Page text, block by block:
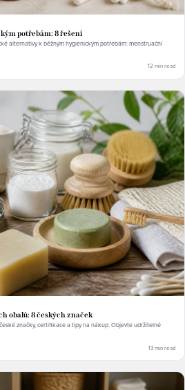
potřebám: 8 řešení
alternativy k běžným hygienickým potřebám: menstruační
12 min read
obalů: 8 českých značek
značky, certifikace a tipy na nákup. Objevte udržitelné
13 min read